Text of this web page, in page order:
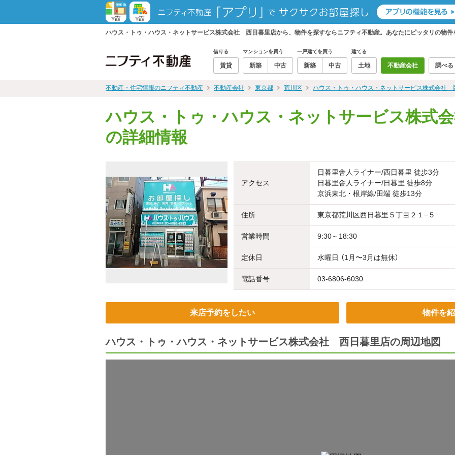
ハウス・トゥ・ハウス・ネットサービス株式会社 西日暮里店から、物件を探すならニフティ不動産。あなたにピッタリの物件
借りる
賃貸
マンションを買う
新築 中古
一戸建てを買う
新築 中古
建てる
土地 不動産会社 調べる
不動産・住宅情報のニフティ不動産 不動産会社 東京都 荒川区 ハウス・トゥ・ハウス・ネットサービス株式会社
ハウス・トゥ・ハウス・ネットサービス株式
の詳細情報
アクセス
日暮里舎人ライナー/西日暮里 徒歩3分
日暮里舎人ライナー/日暮里 徒歩8分
京浜東北・根岸線/田端 徒歩13分
住所 東京都荒川区西日暮里５丁目２１−５
営業時間 9:30～18:30
定休日 水曜日 （1月〜3月は無休）
電話番号 03-6806-6030
来店予約をしたい 物件を
ハウス・トゥ・ハウス・ネットサービス株式会社 西日暮里店の周辺地図